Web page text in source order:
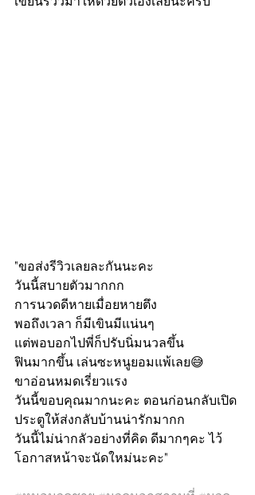
"ขอส่งรีวิวเลยละกันนะคะ
วันนี้สบายตัวมากกก
การนวดดีหายเมื่อยหายตึง
พอถึงเวลา ก็มีเขินมีแน่นๆ
แต่พอบอกไปพี่ก็ปรับนิ่มนวลขึ้น
ฟินมากขึ้น เล่นซะหนูยอมแพ้เลย😅
ขาอ่อนหมดเรี่ยวแรง
วันนี้ขอบคุณมากนะคะ ตอนก่อนกลับเปิด
ประตูให้ส่งกลับบ้านน่ารักมากก
วันนี้ไม่น่ากลัวอย่างที่คิด ดีมากๆคะ ไว้
โอกาสหน้าจะนัดใหม่นะคะ"